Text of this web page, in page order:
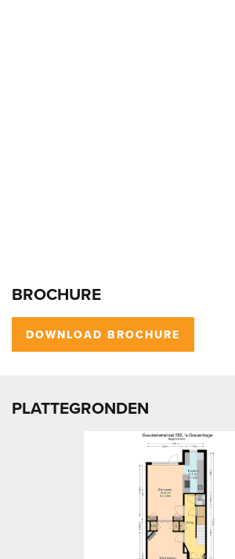
BROCHURE
DOWNLOAD BROCHURE
PLATTEGRONDEN